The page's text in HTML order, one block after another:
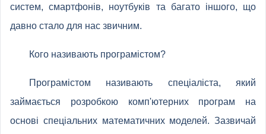
систем, смартфонів, ноутбуків та багато іншого, що
давно стало для нас звичним.
Кого називають програмістом?
Програмістом називають спеціаліста, який
займається розробкою комп'ютерних програм на
основі спеціальних математичних моделей. Зазвичай